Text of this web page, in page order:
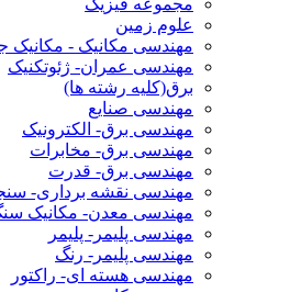
مجموعه فیزیک
علوم زمین
مهندسی مکانیک - مکانیک
مهندسی عمران- ژئوتکنیک
برق(کلیه رشته ها)
مهندسی صنایع
مهندسی برق- الکترونیک
مهندسی برق- مخابرات
مهندسی برق- قدرت
مهندسی نقشه برداری-
مهندسی معدن- مکانیک
مهندسی پلیمر- پلیمر
مهندسی پلیمر- رنگ
مهندسی هسته ای- راکتور